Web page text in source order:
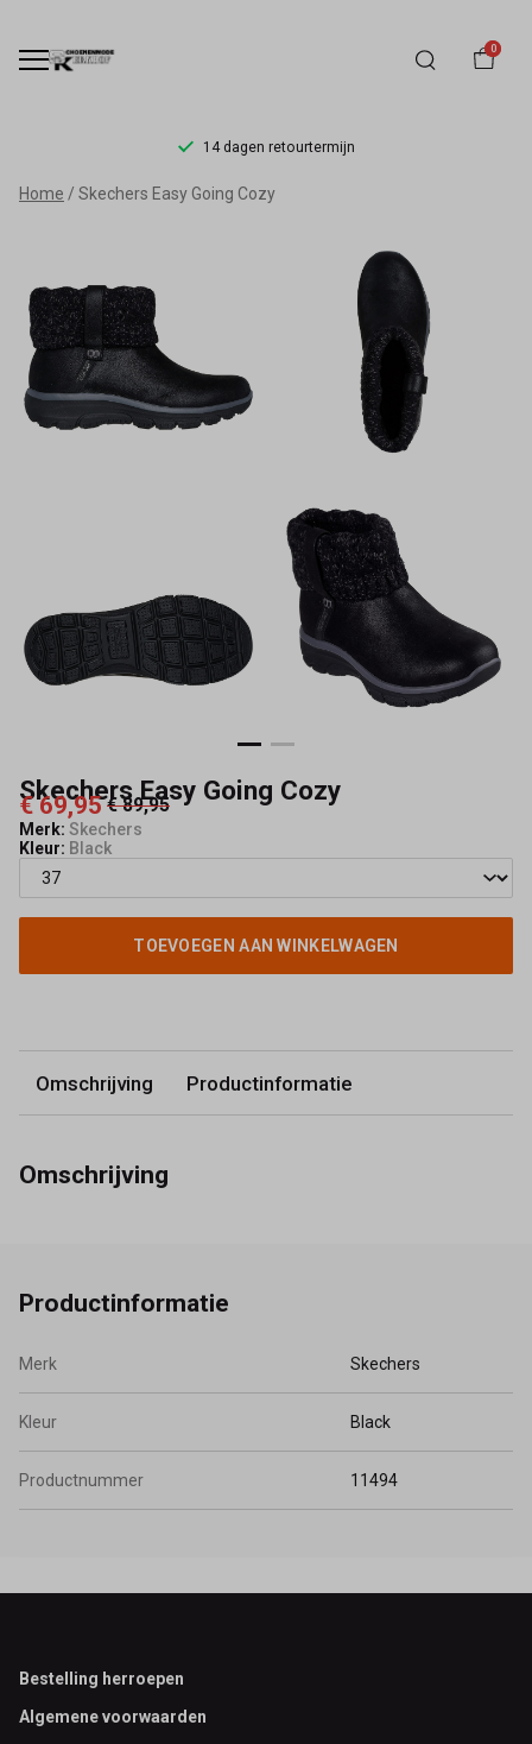
0
14 dagen retourtermijn
Skechers
Going
Cozy
Schoenmode
Home Skechers Easy Going Cozy
Skechers Easy Going Cozy
€ 69,95 € 89,95
Merk: Skechers
Kleur: Black
TOEVOEGEN AAN WINKELWAGEN
Omschrijving Productinformatie
Omschrijving
Productinformatie
Merk Skechers
Kleur Black
Productnummer 11494
Footer
Bestelling herroepen
Algemene voorwaarden